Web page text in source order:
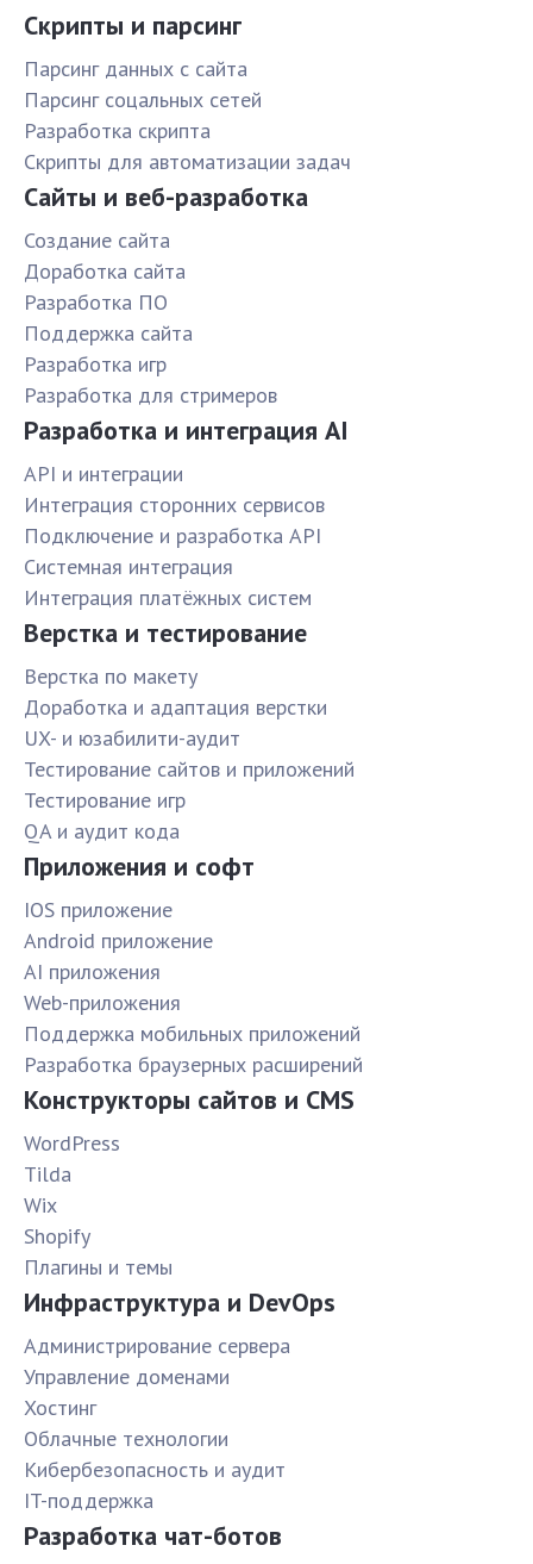
Скрипты и парсинг
Парсинг данных с сайта
Парсинг соцальных сетей
Разработка скрипта
Скрипты для автоматизации задач
Сайты и веб-разработка
Создание сайта
Доработка сайта
Разработка ПО
Поддержка сайта
Разработка игр
Разработка для стримеров
Разработка и интеграция AI
API и интеграции
Интеграция сторонних сервисов
Подключение и разработка API
Системная интеграция
Интеграция платёжных систем
Верстка и тестирование
Верстка по макету
Доработка и адаптация верстки
UX- и юзабилити-аудит
Тестирование сайтов и приложений
Тестирование игр
QA и аудит кода
Приложения и софт
IOS приложение
Android приложение
AI приложения
Web-приложения
Поддержка мобильных приложений
Разработка браузерных расширений
Конструкторы сайтов и CMS
WordPress
Tilda
Wix
Shopify
Плагины и темы
Инфраструктура и DevOps
Администрирование сервера
Управление доменами
Хостинг
Облачные технологии
Кибербезопасность и аудит
IT-поддержка
Разработка чат-ботов